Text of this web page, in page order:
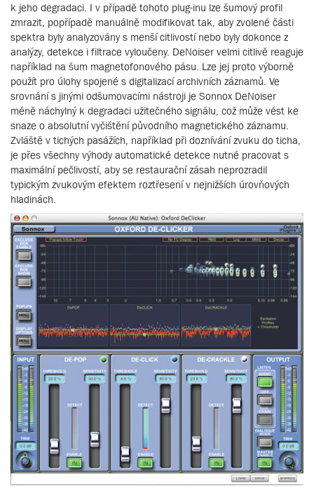
k jeho degradaci. I v případě tohoto plug-inu lze šumový profil
zmrazit, popřípadě manuálně modifikovat tak, aby zvolené části
spektra byly analyzovány s menší citlivostí nebo byly dokonce z
analýzy, detekce i filtrace vyloučeny. DeNoiser velmi citlivě reaguje
například na šum magnetofonového pásu. Lze jej proto výborně
použít pro úlohy spojené s digitalizací archivních záznamů. Ve
srovnání s jinými odšumovacími nástroji je Sonnox DeNoiser
méně náchylný k degradaci užitečného signálu, což může vést ke
snaze o absolutní vyčištění původního magnetického záznamu.
Zvláště v tichých pasážích, například při doznívání zvuku do ticha,
je přes všechny výhody automatické detekce nutné pracovat s
maximální pečlivostí, aby se restaurační zásah neprozradil
typickým zvukovým efektem roztřesení v nejnižších úrovňových
hladinách.